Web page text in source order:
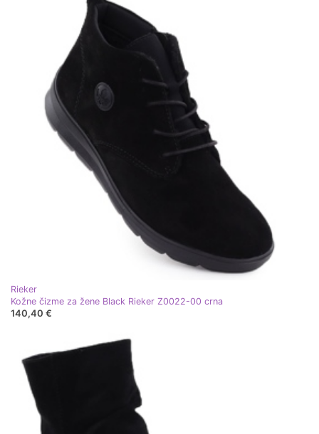
Rieker
Kožne čizme za žene Black Rieker Z0022-00 crna
140,40 €